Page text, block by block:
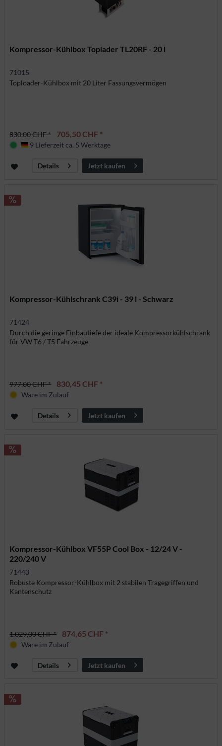
Kompressor-Kühlbox Toplader TL20RF - 20 l
71015
Toploader-Kühlbox mit 20 Liter Fassungsvermögen
830,00 CHF * 705,50 CHF *
Deutschland
9 Lieferzeit ca. 5 Werktage
Details Jetzt kaufen
Kompressor-Kühlschrank C39i - 39 l - Schwarz
71424
Durch die geringe Einbautiefe der ideale Kompressorkühlschrank
für VW T6 / T5 Fahrzeuge
977,00 CHF * 830,45 CHF *
Ware im Zulauf
Details Jetzt kaufen
Kompressor-Kühlbox VF55P Cool Box - 12/24 V -
220/240 V
71443
Robuste Kompressor-Kühlbox mit 2 stabilen Tragegriffen und
Kantenschutz
1.029,00 CHF * 874,65 CHF *
Ware im Zulauf
Details Jetzt kaufen